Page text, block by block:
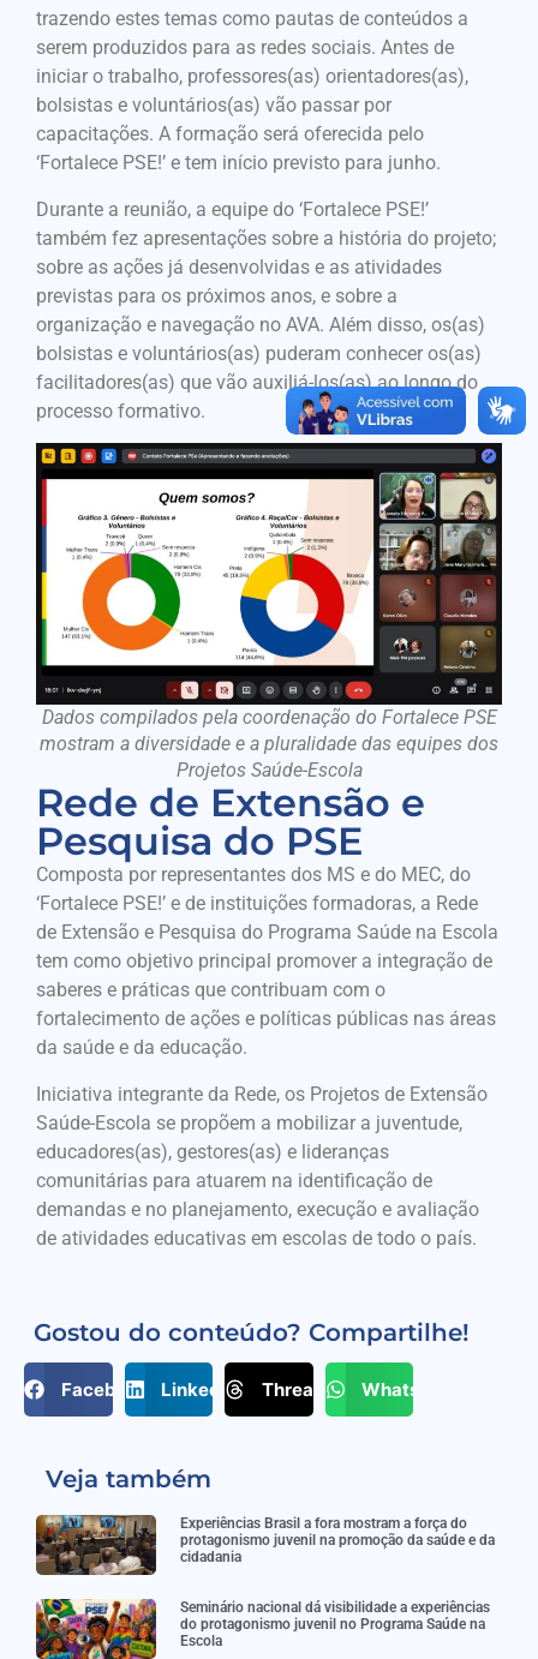
trazendo estes temas como pautas de conteúdos a
serem produzidos para as redes sociais. Antes de
iniciar o trabalho, professores(as) orientadores(as),
bolsistas e voluntários(as) vão passar por
capacitações. A formação será oferecida pelo
‘Fortalece PSE!’ e tem início previsto para junho.
Durante a reunião, a equipe do ‘Fortalece PSE!’
também fez apresentações sobre a história do projeto;
sobre as ações já desenvolvidas e as atividades
previstas para os próximos anos, e sobre a
organização e navegação no AVA. Além disso, os(as)
bolsistas e voluntários(as) puderam conhecer os(as)
facilitadores(as) que vão auxiliá-los(as) ao longo do
processo formativo.
Dados compilados pela coordenação do Fortalece PSE
mostram a diversidade e a pluralidade das equipes dos
Projetos Saúde-Escola
Rede de Extensão e
Pesquisa do PSE
Composta por representantes dos MS e do MEC, do
‘Fortalece PSE!’ e de instituições formadoras, a Rede
de Extensão e Pesquisa do Programa Saúde na Escola
tem como objetivo principal promover a integração de
saberes e práticas que contribuam com o
fortalecimento de ações e políticas públicas nas áreas
da saúde e da educação.
Iniciativa integrante da Rede, os Projetos de Extensão
Saúde-Escola se propõem a mobilizar a juventude,
educadores(as), gestores(as) e lideranças
comunitárias para atuarem na identificação de
demandas e no planejamento, execução e avaliação
de atividades educativas em escolas de todo o país.
Gostou do conteúdo? Compartilhe!
Facebook LinkedIn Threads WhatsApp
Veja também
Experiências Brasil a fora mostram a força do
protagonismo juvenil na promoção da saúde e da
cidadania
Seminário nacional dá visibilidade a experiências
do protagonismo juvenil no Programa Saúde na
Escola